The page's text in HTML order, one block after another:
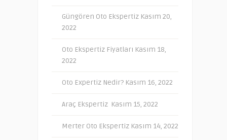
Güngören Oto Ekspertiz Kasım 20,
2022
Oto Ekspertiz Fiyatları Kasım 18,
2022
Oto Expertiz Nedir? Kasım 16, 2022
Araç Ekspertiz Kasım 15, 2022
Merter Oto Ekspertiz Kasım 14, 2022